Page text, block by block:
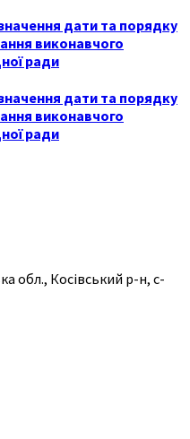
дати та порядку
виконавчого
ради
дати та порядку
виконавчого
ради
обл., Косівський р-н, с-